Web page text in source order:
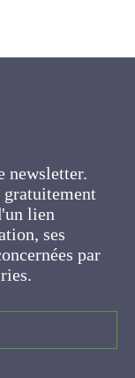
en place
l'Association,
et les